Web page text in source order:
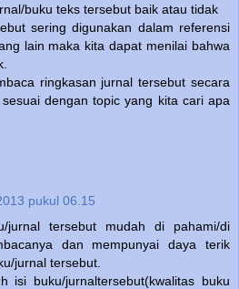
buku teks tersebut baik atau tidak
sering digunakan dalam referensi
lain maka kita dapat menilai bahwa
ringkasan jurnal tersebut secara
dengan topic yang kita cari apa
pukul 06.15
jurnal tersebut mudah di pahami/di
dan mempunyai daya terik
jurnal tersebut.
isi buku/jurnaltersebut(kwalitas buku